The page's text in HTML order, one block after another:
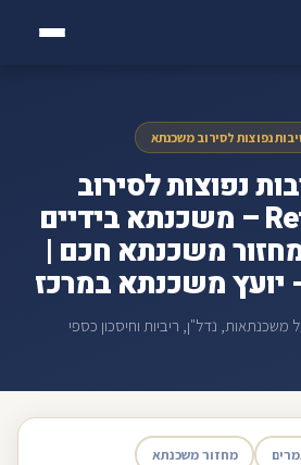
נפוצות לסירוב משכנתא
נפוצות לסירוב
משכנתא - Refi – משכנתא בידיים
משכנתא חכם |
יועץ משכנתא במרכז
נדל"ן, ריביות וחיסכון כספי
מחזור משכנתא